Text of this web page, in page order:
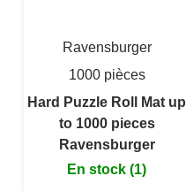
Ravensburger
1000 pièces
Hard Puzzle Roll Mat up
to 1000 pieces
Ravensburger
En stock (1)